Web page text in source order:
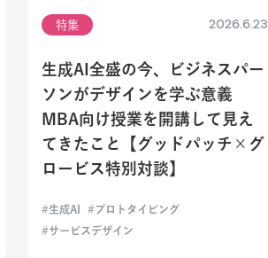
特集 2026.6.23
生成AI全盛の今、ビジネスパー
ソンがデザインを学ぶ意義
MBA向け授業を開講して見え
てきたこと【グッドパッチ×グ
ロービス特別対談】
生成AI
プロトタイピング
サービスデザイン